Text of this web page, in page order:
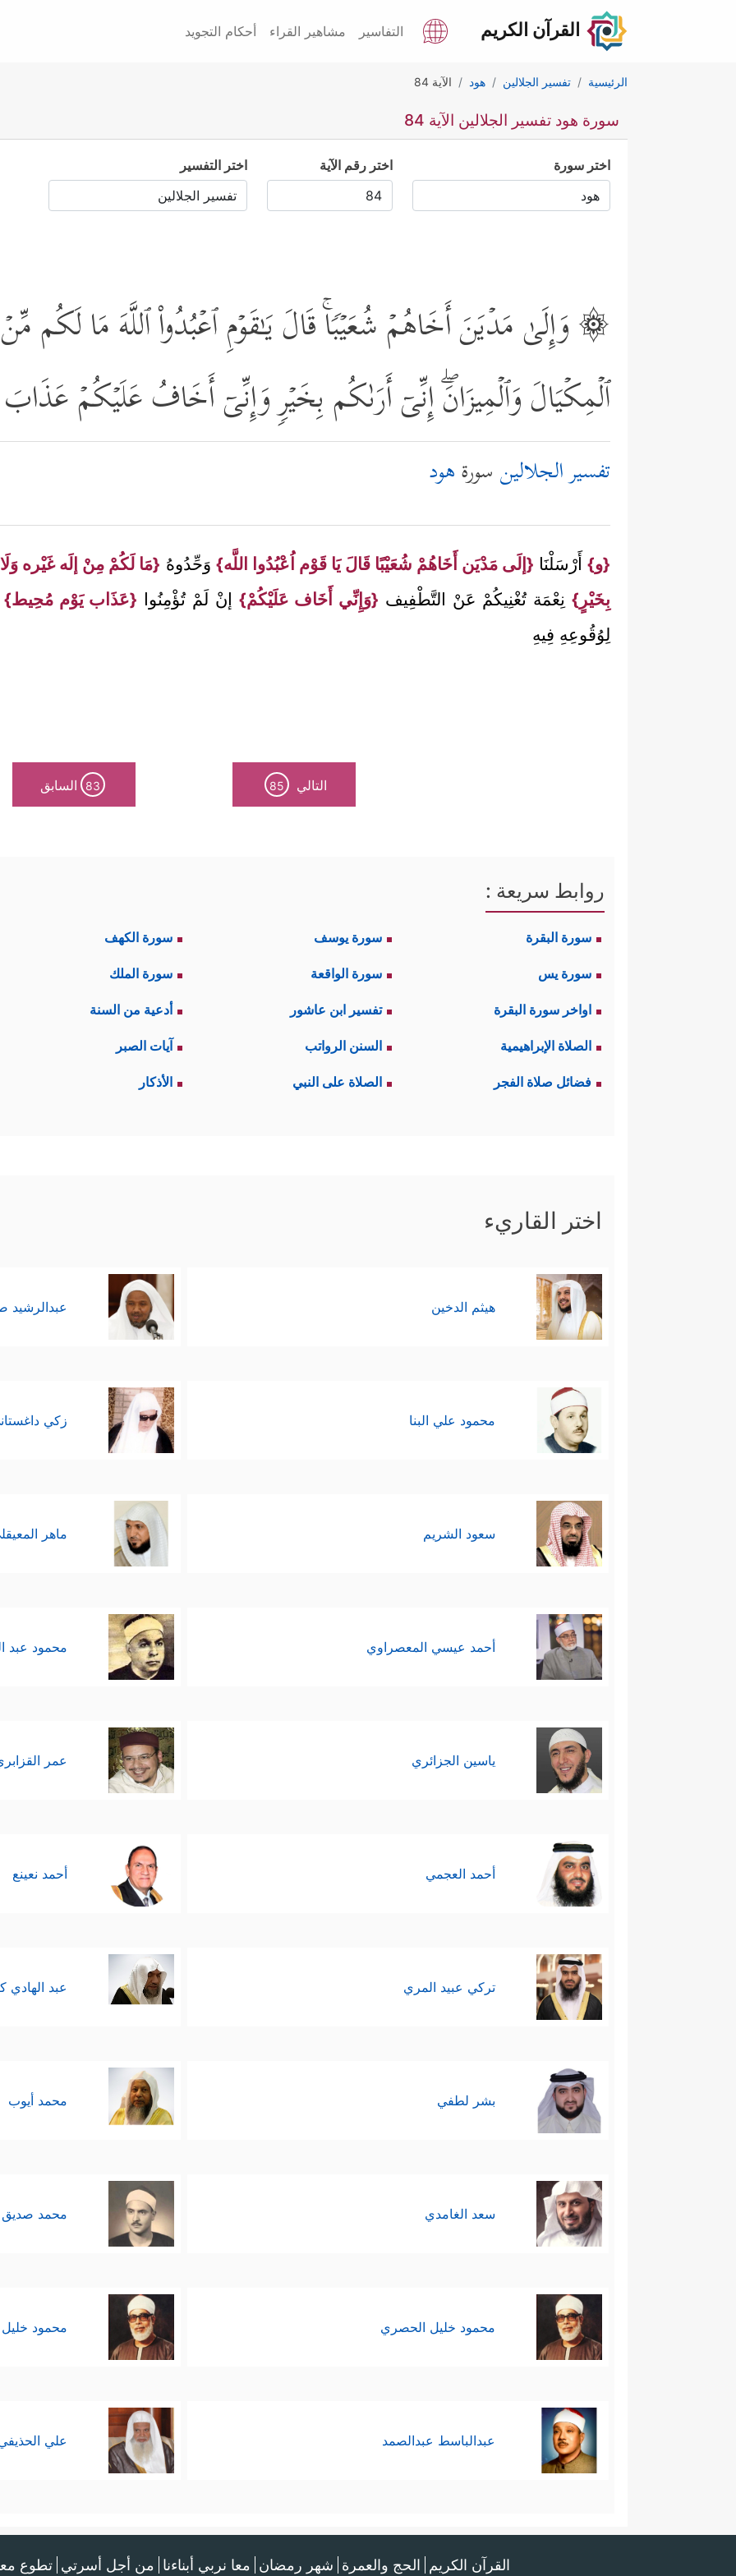
القرآن الكريم التفاسير مشاهير القراء أحكام التجويد
الرئيسية تفسير الجلالين هود الآية 84
سورة هود تفسير الجلالين الآية 84
اختر سورة اختر رقم الآية اختر التفسير
۞ وَإِلَىٰ مَدۡیَنَ أَخَاهُمۡ شُعَیۡبࣰاۚ قَالَ یَـٰقَوۡمِ ٱعۡبُدُواْ ٱللَّهَ مَا لَكُم مِّنۡ
ٱلۡمِكۡیَالَ وَٱلۡمِیزَانَۖ إِنِّیۤ أَرَىٰكُم بِخَیۡرࣲ وَإِنِّیۤ أَخَافُ عَلَیۡكُمۡ
تفسير الجلالين سورةهود
{و}أَرْسَلْنَا {إلَى مَدْيَن أَخَاهُمْ شُعَيْبًا قَالَ يَا قَوْم اُعْبُدُوا اللَّه} وَحِّدُوهُ {مَا لَكُمْ مِنْ إلَه غَيْره
بِخَيْرٍ}نِعْمَة تُغْنِيكُمْ عَنْ التَّطْفِيف {وَإِنِّي أَخَاف عَلَيْكُمْ} إنْ لَمْ تُؤْمِنُوا {عَذَاب يَوْم مُحِيط}
لِوُقُوعِهِ فِيهِ
التالي 85
83 السابق
روابط سريعة :
سورة البقرة سورة يوسف سورة الكهف
سورة يس سورة الواقعة سورة الملك
اواخر سورة البقرة تفسير ابن عاشور أدعية من السنة
الصلاة الإبراهيمية السنن الرواتب آيات الصبر
فضائل صلاة الفجر الصلاة على النبي الأذكار
اختر القاريء
هيثم الدخين عبدالرشيد
محمود علي البنا زكي
سعود الشريم ماهر
أحمد عيسي المعصراوي محمود عبد
ياسين الجزائري عمر
أحمد العجمي أحمد نعينع
تركي عبيد المري عبد الهادي
بشر لطفي محمد أيوب
سعد الغامدي محمد صديق
محمود خليل الحصري محمود
عبدالباسط عبدالصمد علي
القرآن الكريم الحج والعمرة شهر رمضان معا نربي أبناءنا من أجل أسرتي تطوع